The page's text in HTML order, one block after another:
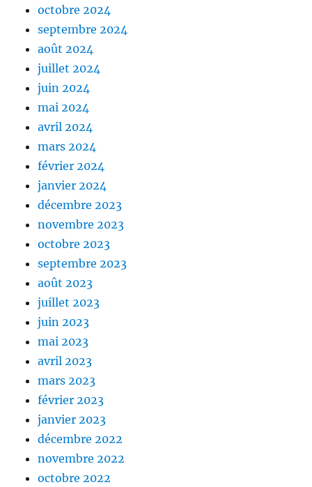
octobre 2024
septembre 2024
août 2024
juillet 2024
juin 2024
mai 2024
avril 2024
mars 2024
février 2024
janvier 2024
décembre 2023
novembre 2023
octobre 2023
septembre 2023
août 2023
juillet 2023
juin 2023
mai 2023
avril 2023
mars 2023
février 2023
janvier 2023
décembre 2022
novembre 2022
octobre 2022